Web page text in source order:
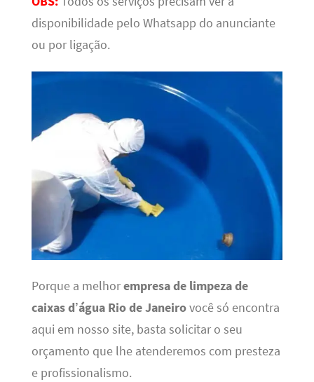
disponibilidade pelo Whatsapp do anunciante
ou por ligação.
Porque a melhorempresa de limpeza de
caixas d’água Rio de Janeirovocê só encontra
aqui em nosso site, basta solicitar o seu
orçamento que lhe atenderemos com presteza
e profissionalismo.